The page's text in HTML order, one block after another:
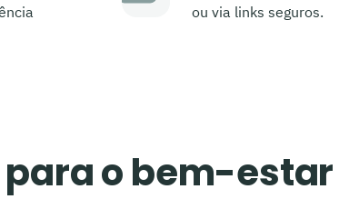
ou via links seguros.
o bem-